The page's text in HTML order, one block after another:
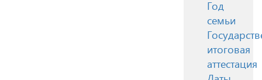
Год
семьи
итоговая
аттестация